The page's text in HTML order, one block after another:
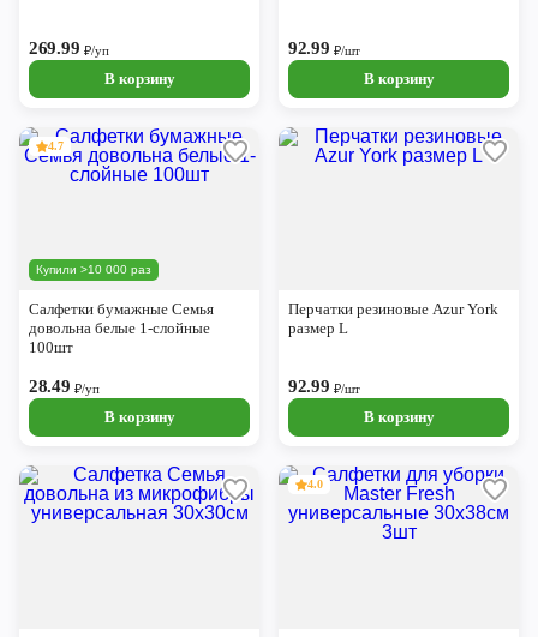
269.99 ₽/уп
В корзину
92.99₽/шт
В корзину
Купили >10 000 раз
4.7
Салфетки бумажные Семья
довольна белые 1-слойные
100шт
28.49₽/уп
В корзину
Перчатки резиновые Azur York
размер L
92.99₽/шт
В корзину
4.0